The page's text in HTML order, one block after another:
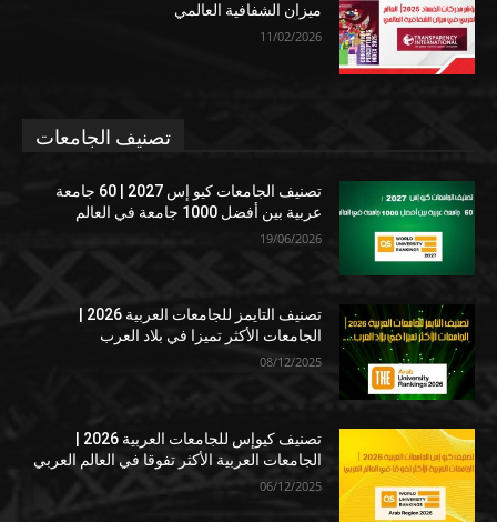
ميزان الشفافية العالمي
11/02/2026
تصنيف الجامعات
تصنيف الجامعات كيو إس 2027 | 60 جامعة
عربية بين أفضل 1000 جامعة في العالم
19/06/2026
الجامعات الأكثر تميزا في بلاد العرب
08/12/2025
الجامعات العربية الأكثر تفوقا في العالم العربي
06/12/2025